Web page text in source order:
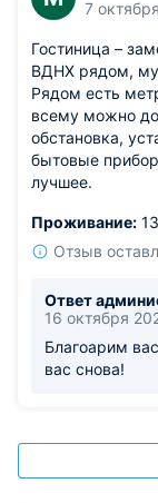
7
Гостиница –
ВДНХ рядом,
Рядом есть
всему можно
обстановка,
бытовые
лучшее.
Проживание:
Отзыв
Ответ
16 октября
Благоарим
вас снова!